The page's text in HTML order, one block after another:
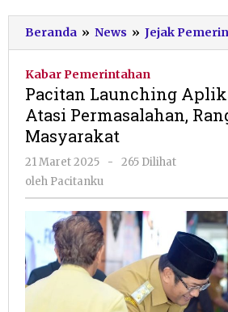
Beranda » News » Jejak
Kabar Pemerintahan
Pacitan Launching
Atasi Permasalahan,
Masyarakat
21 Maret 2025
oleh
-
265 Dilihat
oleh Pacitanku